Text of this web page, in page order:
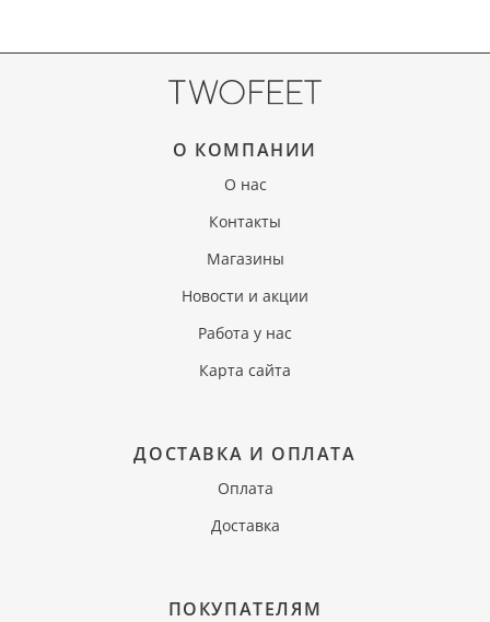
О КОМПАНИИ
О нас
Контакты
Магазины
Новости и акции
Работа у нас
Карта сайта
ДОСТАВКА И ОПЛАТА
Оплата
Доставка
ПОКУПАТЕЛЯМ